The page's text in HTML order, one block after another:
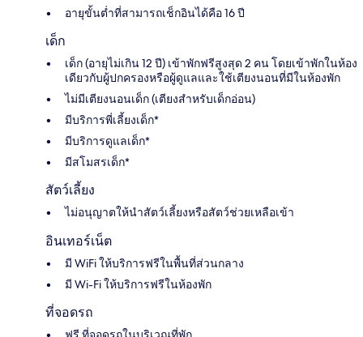
อายุขั้นต่ำที่สามารถเช็กอินได้คือ 16 ปี
เด็ก
เด็ก (อายุไม่เกิน 12 ปี) เข้าพักฟรีสูงสุด 2 คน โดยเข้าพักในห้อง
เดียวกับผู้ปกครองหรือผู้ดูแลและใช้เตียงนอนที่มีในห้องพัก
ไม่มีเตียงนอนเด็ก (เตียงสำหรับเด็กอ่อน)
มีบริการพี่เลี้ยงเด็ก*
มีบริการดูแลเด็ก*
มีสโมสรเด็ก*
สัตว์เลี้ยง
ไม่อนุญาตให้นำสัตว์เลี้ยงหรือสัตว์ช่วยเหลือเข้า
อินเทอร์เน็ต
มี WiFi ให้บริการฟรีในพื้นที่ส่วนกลาง
มี Wi-Fi ให้บริการฟรีในห้องพัก
ที่จอดรถ